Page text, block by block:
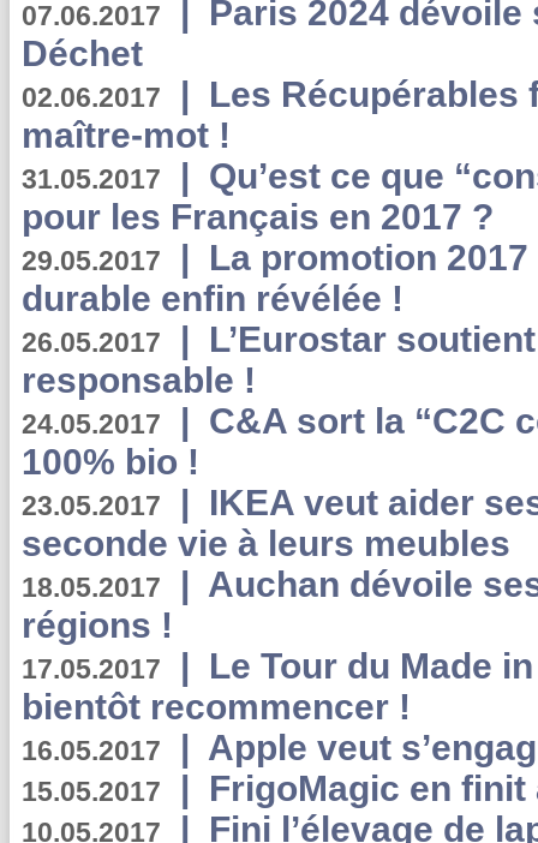
07.06.2017
Paris 2024
Déchet
02.06.2017 | Les Récupérables
maître-mot !
31.05.2017 | Qu’est ce que
pour les Français en 2017 ?
29.05.2017 | La promotion
durable enfin révélée !
26.05.2017 | L’Eurostar
responsable !
24.05.2017 | C&A sort la “C2C
100% bio !
23.05.2017 | IKEA veut aider
seconde vie à leurs meubles
18.05.2017 | Auchan dévoile
régions !
17.05.2017 | Le Tour du Made
bientôt recommencer !
16.05.2017 | Apple veut
15.05.2017 | FrigoMagic en
10.05.2017 | Fini l’élevage de